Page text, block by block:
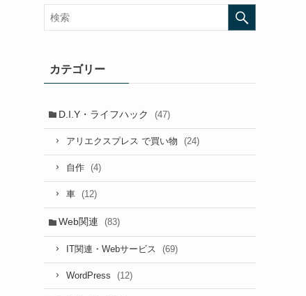
カテゴリー
D.I.Y・ライフハック (47)
アリエクスプレス で買い物 (24)
自作 (4)
車 (12)
Web関連 (83)
IT関連・Webサービス (69)
WordPress (12)